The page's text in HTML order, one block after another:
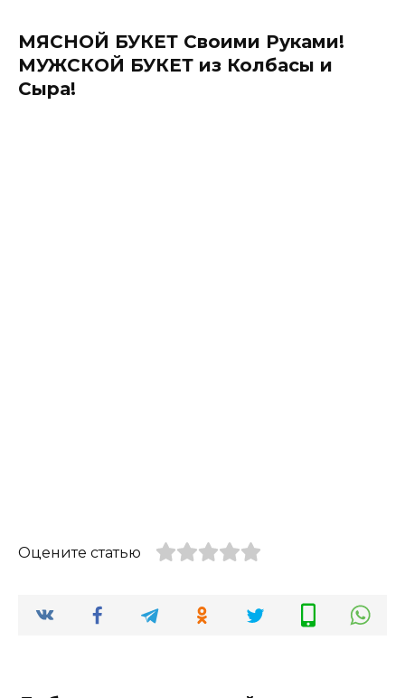
МЯСНОЙ БУКЕТ Своими Руками!
МУЖСКОЙ БУКЕТ из Колбасы и
Сыра!
Оцените статью